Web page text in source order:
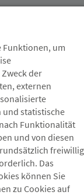
Funktionen, um
der
externen
und statistische
Funktionalität
und von diesen
freiwillig
Das
können Sie
zu Cookies auf